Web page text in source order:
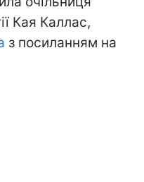
Кая Каллас,
з посиланням на